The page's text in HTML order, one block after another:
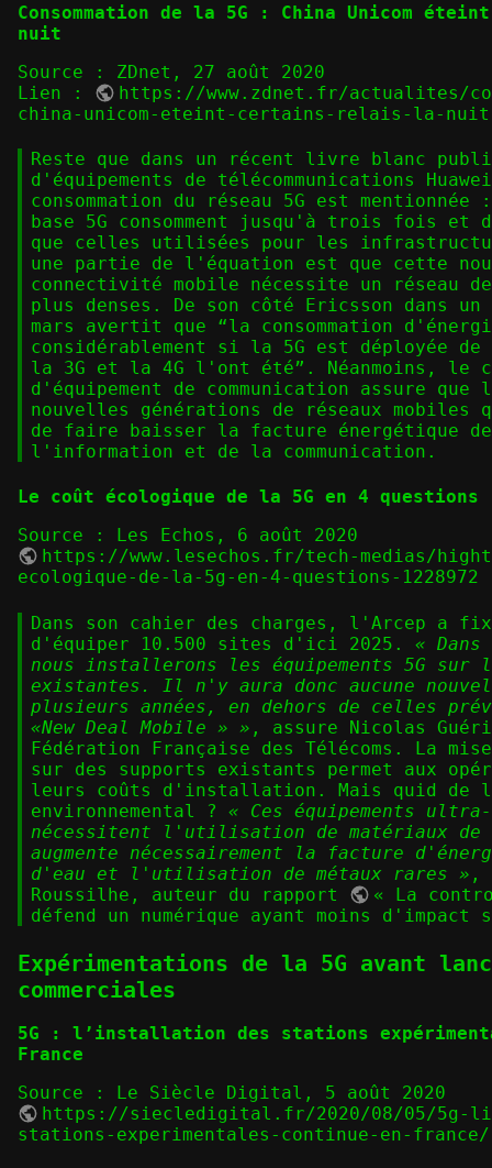
Consommation de la 5G : China Unicom
nuit
Source : ZDnet, 27 août 2020
Lien :
https://www.zdnet.fr/actualites/
china-unicom-eteint-certains-relais-la-nuit-
Reste que dans un récent livre blanc
d'équipements de télécommunications
consommation du réseau 5G est
base 5G consomment jusqu'à trois fois et
que celles utilisées pour les
une partie de l'équation est que cette
connectivité mobile nécessite un réseau
plus denses. De son côté Ericsson dans
mars avertit que “la consommation
considérablement si la 5G est déployée de
la 3G et la 4G l'ont été”. Néanmoins, le
d'équipement de communication assure
nouvelles générations de réseaux
de faire baisser la facture énergétique
l'information et de la communication.
Le coût écologique de la 5G en 4 questions
Source : Les Echos, 6 août 2020
https://www.lesechos.fr/tech-medias/
ecologique-de-la-5g-en-4-questions-1228972
Dans son cahier des charges, l'Arcep a
d'équiper 10.500 sites d'ici 2025. «
nous installerons les équipements 5G sur
existantes. Il n'y aura donc aucune
plusieurs années, en dehors de celles
«New Deal Mobile » » , assure Nicolas
Fédération Française des Télécoms. La
sur des supports existants permet aux
leurs coûts d'installation. Mais quid de
environnemental ? « Ces équipements
nécessitent l'utilisation de matériaux de
augmente nécessairement la facture
d'eau et l'utilisation de métaux rares » ,
Roussilhe, auteur du rapport
« La
défend un numérique ayant moins d'impact
Expérimentations de la 5G avant
commerciales
5G : l’installation des stations
France
Source : Le Siècle Digital, 5 août 2020
https://siecledigital.fr/2020/08/05/5g-
stations-experimentales-continue-en-france/